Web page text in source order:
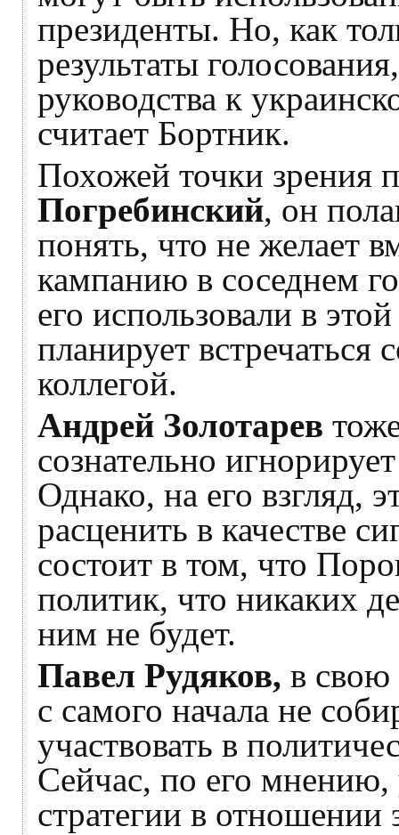
президенты. Но, как
результаты
руководства к
считает Бортник.
Похожей точки зрения
Погребинский, он
понять, что не желает
кампанию в соседнем
его использовали в
планирует
коллегой.
Андрей Золотарев
сознательно
Однако, на его взгляд,
расценить в качестве
состоит в том, что
политик, что никаких
ним не будет.
Павел Рудяков, в свою
с самого начала не
участвовать в
Сейчас, по его
стратегии в отношении